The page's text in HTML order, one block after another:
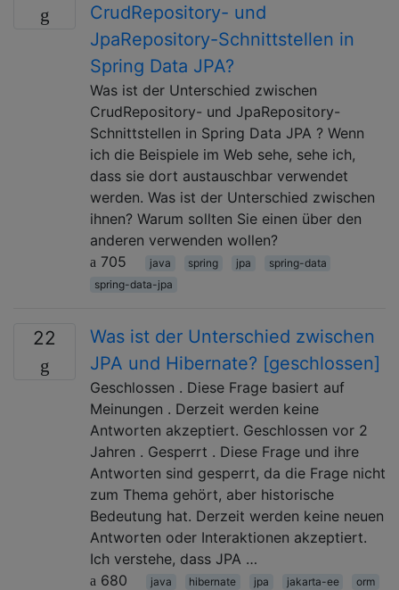
CrudRepository- und
JpaRepository-Schnittstellen in
Spring Data JPA?
Was ist der Unterschied zwischen
CrudRepository- und JpaRepository-
Schnittstellen in Spring Data JPA ? Wenn
ich die Beispiele im Web sehe, sehe ich,
dass sie dort austauschbar verwendet
werden. Was ist der Unterschied zwischen
ihnen? Warum sollten Sie einen über den
anderen verwenden wollen?
705
java spring jpa
spring-data
spring-data-jpa
22
Was ist der Unterschied zwischen
JPA und Hibernate? [geschlossen]
Geschlossen . Diese Frage basiert auf
Meinungen . Derzeit werden keine
Antworten akzeptiert. Geschlossen vor 2
Jahren . Gesperrt . Diese Frage und ihre
Antworten sind gesperrt, da die Frage nicht
zum Thema gehört, aber historische
Bedeutung hat. Derzeit werden keine neuen
Antworten oder Interaktionen akzeptiert.
Ich verstehe, dass JPA …
680
java hibernate jpa jakarta-ee orm